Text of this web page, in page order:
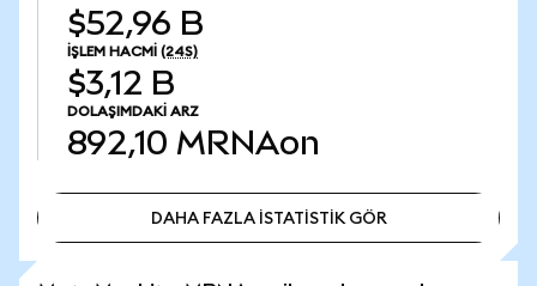
$52,96 B
İŞLEM HACMI (24S)
$3,12 B
DOLAŞIMDAKI ARZ
892,10 MRNAon
DAHA FAZLA İSTATİSTİK GÖR